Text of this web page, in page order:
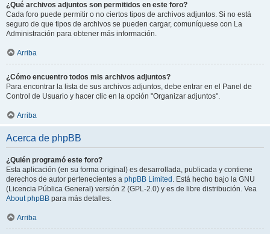
¿Qué archivos adjuntos son permitidos en este foro?
Cada foro puede permitir o no ciertos tipos de archivos adjuntos. Si no está
seguro de que tipos de archivos se pueden cargar, comuníquese con La
Administración para obtener más información.
Arriba
¿Cómo encuentro todos mis archivos adjuntos?
Para encontrar la lista de sus archivos adjuntos, debe entrar en el Panel de
Control de Usuario y hacer clic en la opción "Organizar adjuntos".
Arriba
Acerca de phpBB
¿Quién programó este foro?
Esta aplicación (en su forma original) es desarrollada, publicada y contiene
derechos de autor pertenecientes a phpBB Limited . Está hecho bajo la GNU
(Licencia Pública General) versión 2 (GPL-2.0) y es de libre distribución. Vea
About phpBB para más detalles.
Arriba